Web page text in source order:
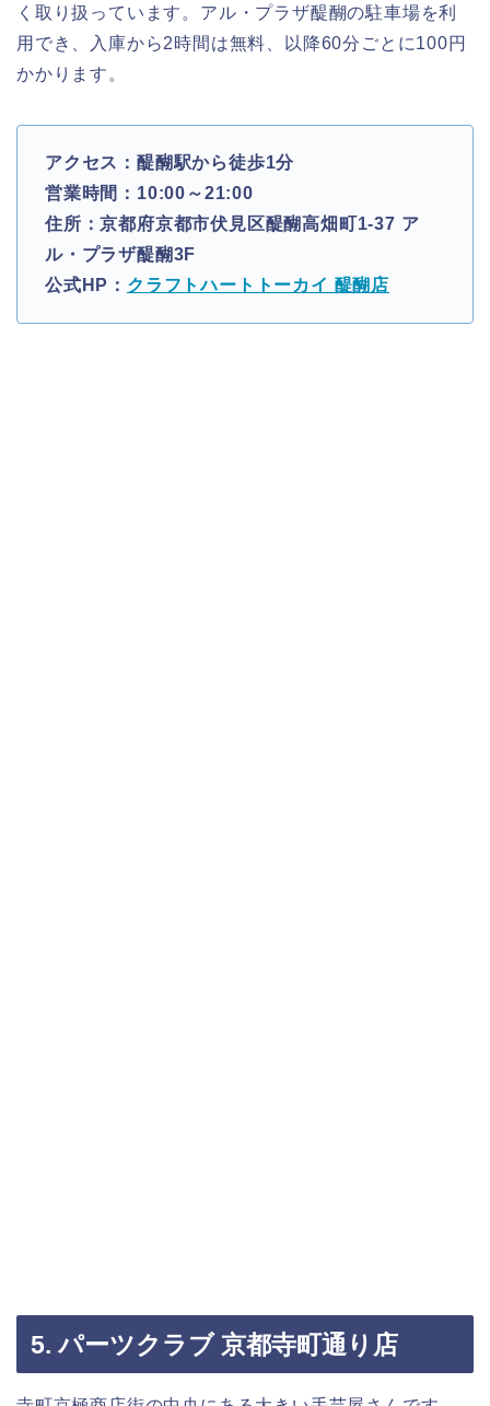
く取り扱っています。アル・プラザ醍醐の駐車場を利
用でき、入庫から2時間は無料、以降60分ごとに100円
かかります。
アクセス：醍醐駅から徒歩1分
営業時間：10:00～21:00
住所：京都府京都市伏見区醍醐高畑町1-37 ア
ル・プラザ醍醐3F
公式HP： クラフトハートトーカイ 醍醐店
5. パーツクラブ 京都寺町通り店